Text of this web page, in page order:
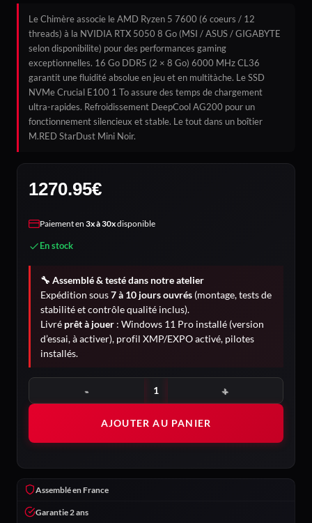
Le Chimère associe le AMD Ryzen 5 7600 (6 coeurs / 12
threads) à la NVIDIA RTX 5050 8 Go (MSI / ASUS / GIGABYTE
selon disponibilite) pour des performances gaming
exceptionnelles. 16 Go DDR5 (2 × 8 Go) 6000 MHz CL36
garantit une fluidité absolue en jeu et en multitàche. Le SSD
NVMe Crucial E100 1 To assure des temps de chargement
ultra-rapides. Refroidissement DeepCool AG200 pour un
fonctionnement silencieux et stable. Le tout dans un boîtier
M.RED StarDust Mini Noir.
1270.95€
Paiement en 3x à 30xdisponible
En stock
🔧 Assemblé & testé dans notre atelier
Expédition sous7 à 10 jours ouvrés (montage, tests de
stabilité et contrôle qualité inclus).
Livré prêt à jouer : Windows 11 Pro installé (version
d’essai, à activer), profil XMP/EXPO activé, pilotes
installés.
quantité de Chimère
AJOUTER AU PANIER
Assemblé en France
Garantie 2 ans